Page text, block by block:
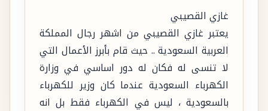
غازي القصيبي
يعتبر غازي القصيبي من اشهر رجال المملكة
العربية السعودية .. حيث قام بأبرز الأعمال التي
لا تنسى له فكان له دور اساسي في وزارة
الكهرباء السعودية عندما كان وزير للكهرباء
بالسعودية ، ليس في الكهرباء فقط بل انه